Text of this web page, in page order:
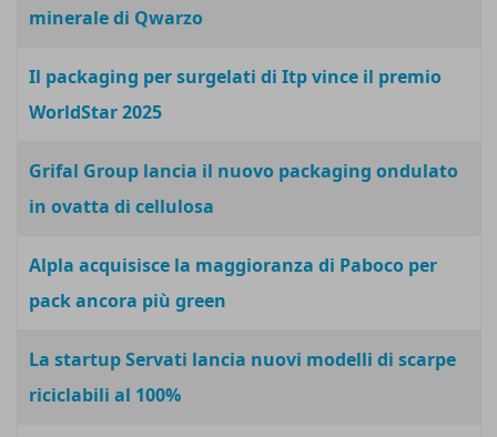
minerale di Qwarzo
Il packaging per surgelati di Itp vince il premio
WorldStar 2025
Grifal Group lancia il nuovo packaging ondulato
in ovatta di cellulosa
Alpla acquisisce la maggioranza di Paboco per
pack ancora più green
La startup Servati lancia nuovi modelli di scarpe
riciclabili al 100%